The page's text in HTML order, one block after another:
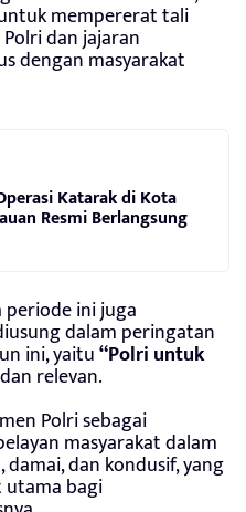
mempererat tali
dan jajaran
dengan masyarakat
Katarak di Kota
Resmi Berlangsung
periode ini juga
dalam peringatan
ini, yaitu“Polri untuk
relevan.
Polri sebagai
masyarakat dalam
dan kondusif, yang
bagi